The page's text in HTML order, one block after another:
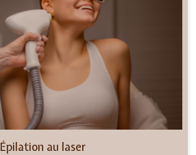
Épilation au laser